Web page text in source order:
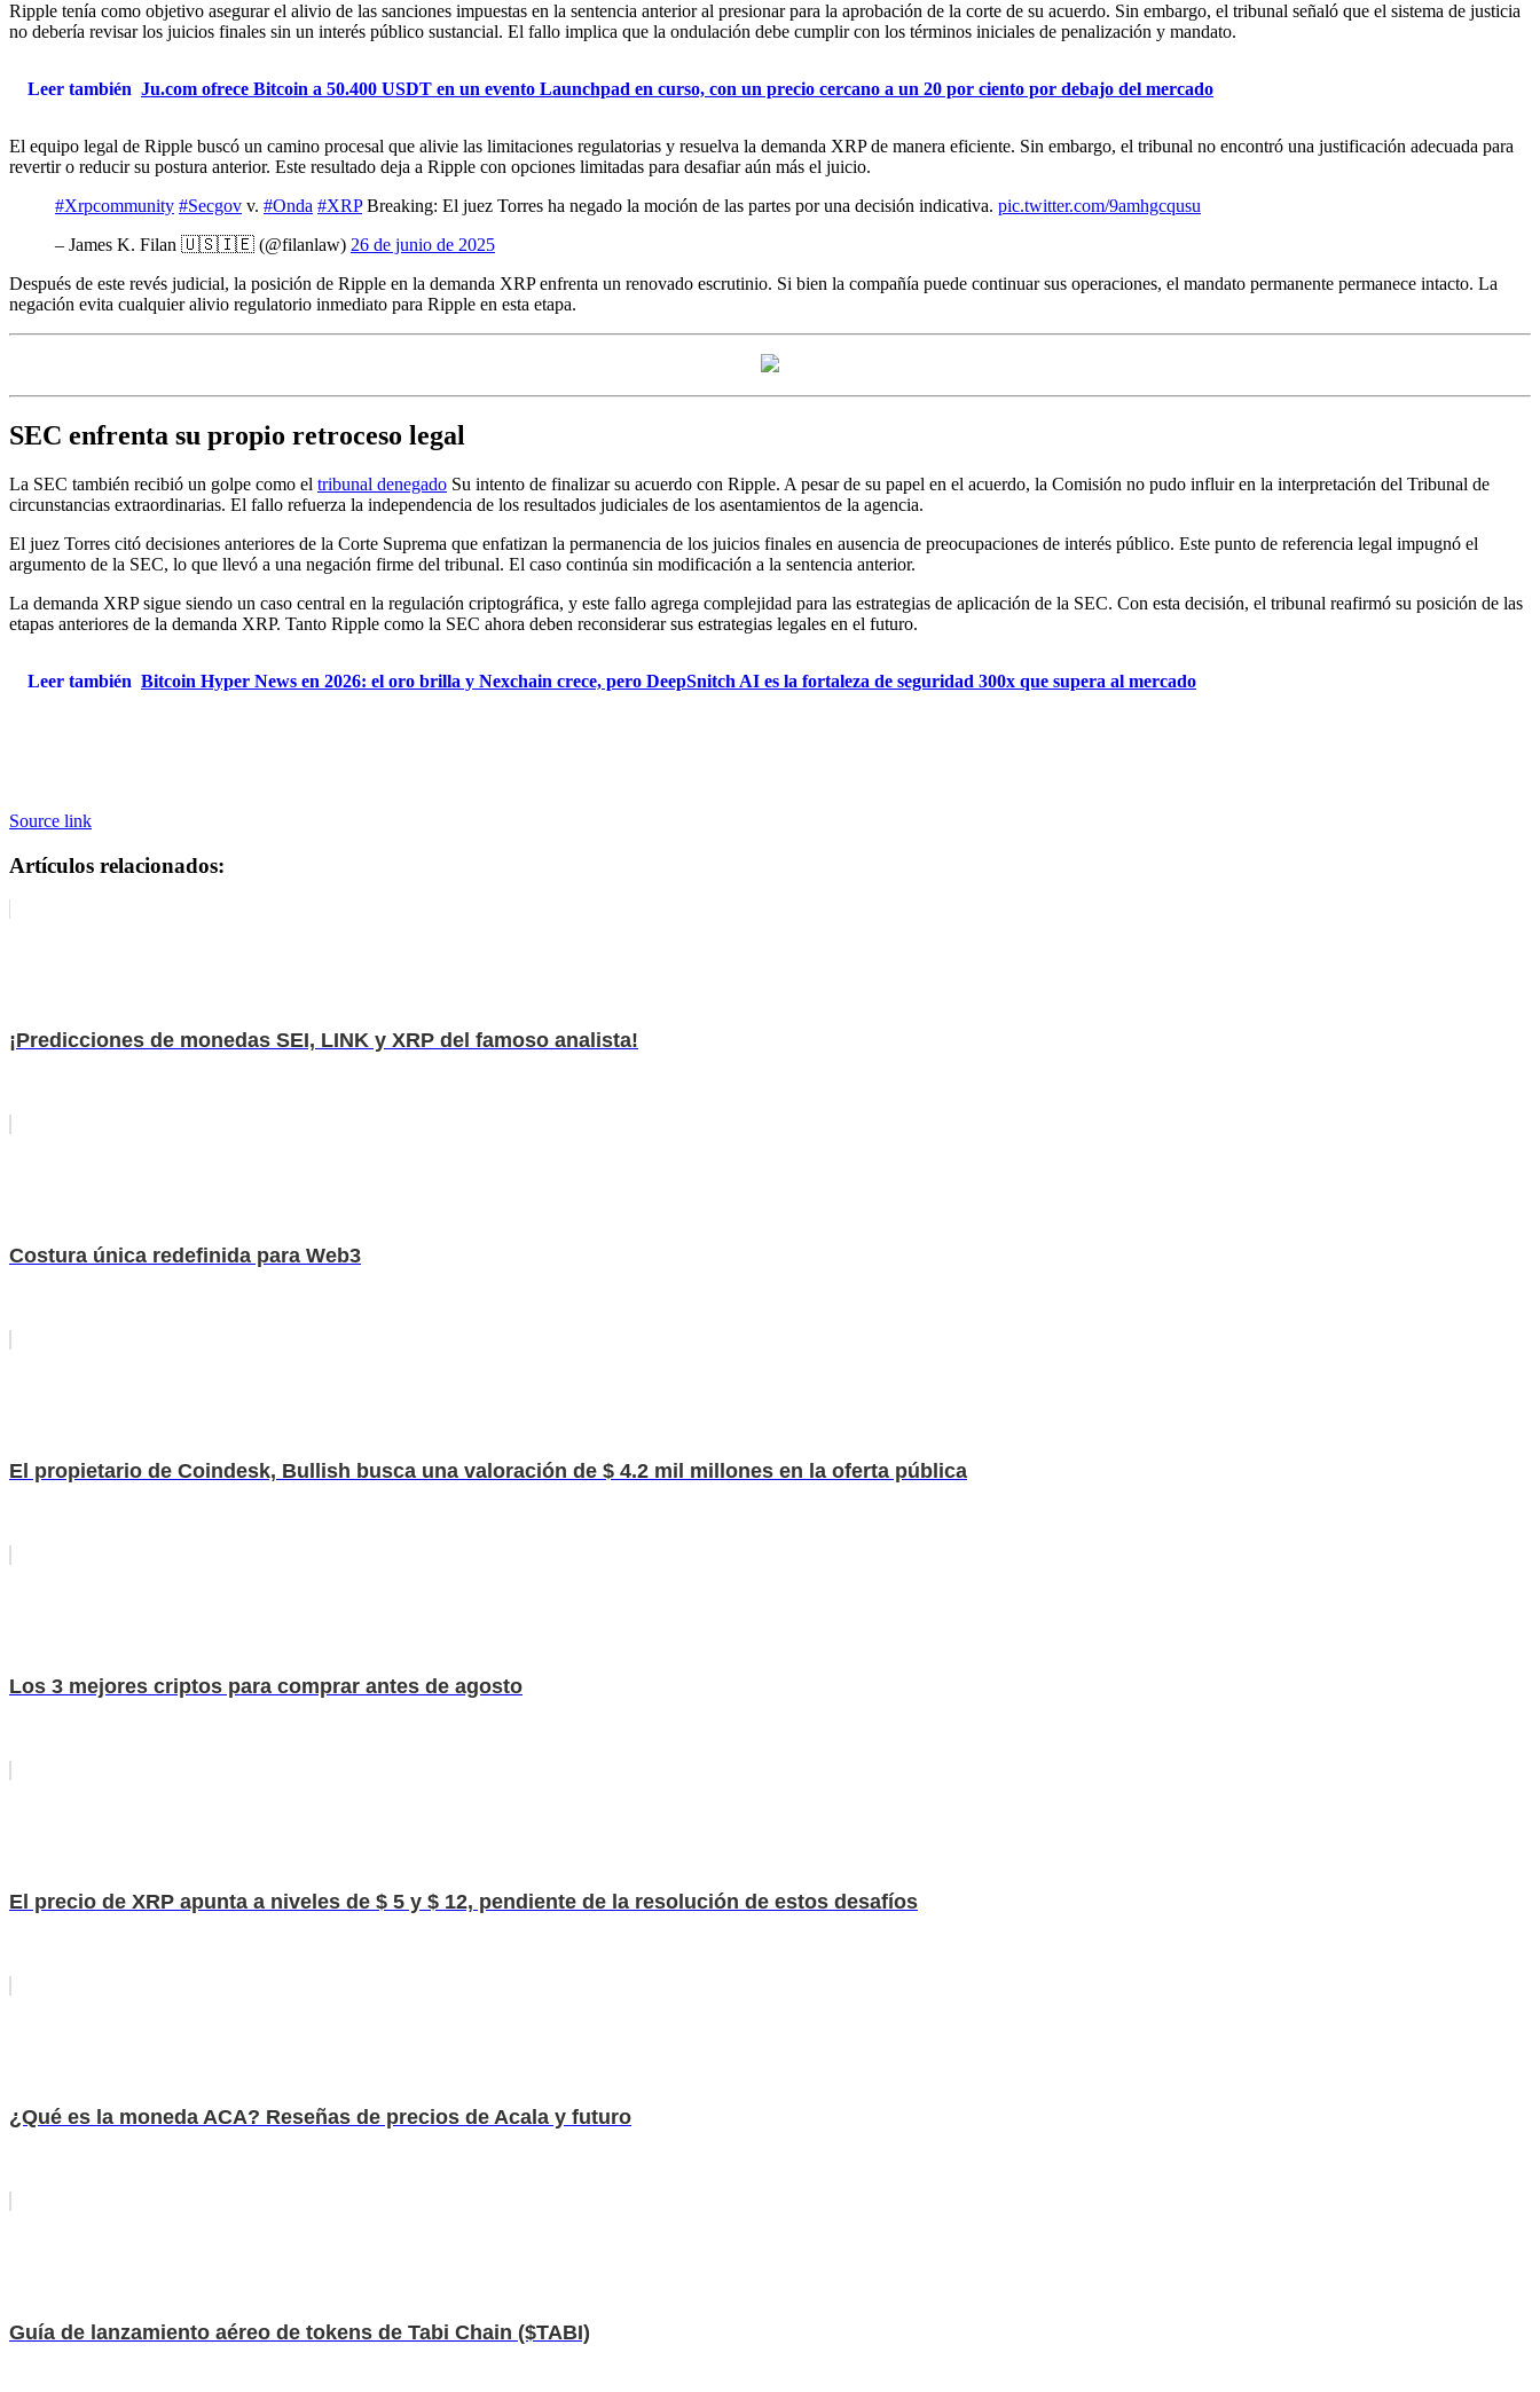
Ripple tenía como objetivo asegurar el alivio de las sanciones impuestas en la sentencia anterior al presionar para la aprobación de la corte de su acuerdo. Sin embargo, el tribunal señaló que el sistema de justicia
no debería revisar los juicios finales sin un interés público sustancial. El fallo implica que la ondulación debe cumplir con los términos iniciales de penalización y mandato.
Leer también Ju.com ofrece Bitcoin a 50.400 USDT en un evento Launchpad en curso, con un precio cercano a un 20 por ciento por debajo del mercado
El equipo legal de Ripple buscó un camino procesal que alivie las limitaciones regulatorias y resuelva la demanda XRP de manera eficiente. Sin embargo, el tribunal no encontró una justificación adecuada para
revertir o reducir su postura anterior. Este resultado deja a Ripple con opciones limitadas para desafiar aún más el juicio.
#Xrpcommunity #Secgov v. #Onda #XRPBreaking: El juez Torres ha negado la moción de las partes por una decisión indicativa. pic.twitter.com/9amhgcqusu
– James K. Filan 🇺🇸🇮🇪 (@filanlaw) 26 de junio de 2025
Después de este revés judicial, la posición de Ripple en la demanda XRP enfrenta un renovado escrutinio. Si bien la compañía puede continuar sus operaciones, el mandato permanente permanece intacto. La
negación evita cualquier alivio regulatorio inmediato para Ripple en esta etapa.
SEC enfrenta su propio retroceso legal
La SEC también recibió un golpe como el tribunal denegado Su intento de finalizar su acuerdo con Ripple. A pesar de su papel en el acuerdo, la Comisión no pudo influir en la interpretación del Tribunal de
circunstancias extraordinarias. El fallo refuerza la independencia de los resultados judiciales de los asentamientos de la agencia.
El juez Torres citó decisiones anteriores de la Corte Suprema que enfatizan la permanencia de los juicios finales en ausencia de preocupaciones de interés público. Este punto de referencia legal impugnó el
argumento de la SEC, lo que llevó a una negación firme del tribunal. El caso continúa sin modificación a la sentencia anterior.
La demanda XRP sigue siendo un caso central en la regulación criptográfica, y este fallo agrega complejidad para las estrategias de aplicación de la SEC. Con esta decisión, el tribunal reafirmó su posición de las
etapas anteriores de la demanda XRP. Tanto Ripple como la SEC ahora deben reconsiderar sus estrategias legales en el futuro.
Leer también Bitcoin Hyper News en 2026: el oro brilla y Nexchain crece, pero DeepSnitch AI es la fortaleza de seguridad 300x que supera al mercado
Source link
Artículos relacionados:
¡Predicciones de monedas SEI, LINK y XRP del famoso analista!
Costura única redefinida para Web3
El propietario de Coindesk, Bullish busca una valoración de $ 4.2 mil millones en la oferta pública
Los 3 mejores criptos para comprar antes de agosto
El precio de XRP apunta a niveles de $ 5 y $ 12, pendiente de la resolución de estos desafíos
¿Qué es la moneda ACA? Reseñas de precios de Acala y futuro
Guía de lanzamiento aéreo de tokens de Tabi Chain ($TABI)